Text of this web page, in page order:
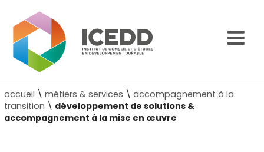
accueil \métiers & services \accompagnement à la
transition \ développement de solutions &
accompagnement à la mise en œuvre